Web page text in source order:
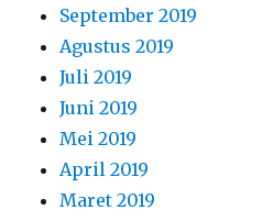
September 2019
Agustus 2019
Juli 2019
Juni 2019
Mei 2019
April 2019
Maret 2019